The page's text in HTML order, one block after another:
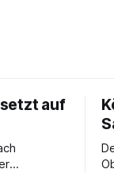
setzt auf